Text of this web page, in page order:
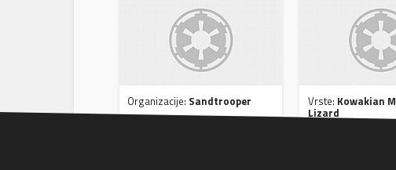
Organizacije: Sandtrooper Vrste: Kowakian
Lizard